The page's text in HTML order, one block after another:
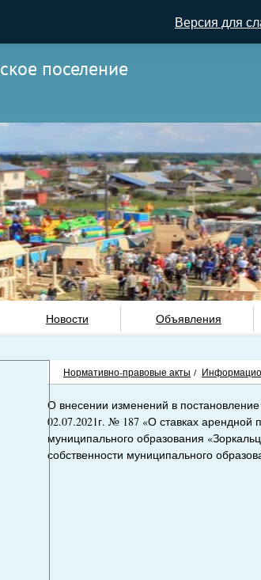
Версия для
поселение
Новости Объявления
Нормативно-правовые акты /
О внесении изменений в
02.07.2021г. № 187 «О ставках арендной
муниципального образования
собственности муниципального